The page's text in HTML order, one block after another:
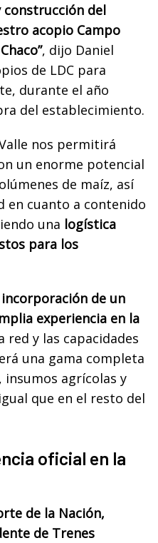
construcción del
acopio Campo
, dijo Daniel
de LDC para
durante el año
del establecimiento.
nos permitirá
un enorme potencial
de maíz, así
en cuanto a contenido
una logística
para los
de un
experiencia en la
red y las capacidades
una gama completa
insumos agrícolas y
que en el resto del
oficial en la
de la Nación,
de Trenes